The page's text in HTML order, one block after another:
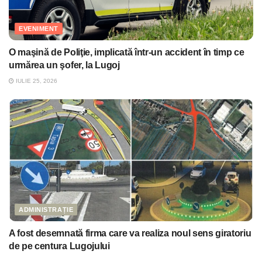
EVENIMENT
O maşină de Poliţie, implicată într-un accident în timp ce
urmărea un şofer, la Lugoj
IULIE 25, 2026
ADMINISTRAȚIE
A fost desemnată firma care va realiza noul sens giratoriu
de pe centura Lugojului